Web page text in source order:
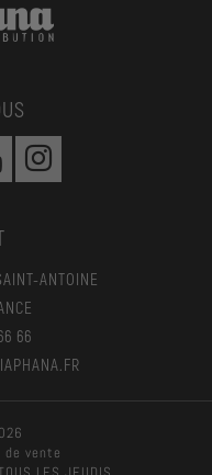
ANTOINE
66
vente